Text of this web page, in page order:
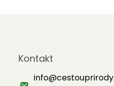
Kontakt
info@